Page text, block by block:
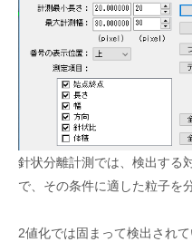
針状分離計測では、検出する
で、その条件に適した粒子を
2値化では固まって検出され